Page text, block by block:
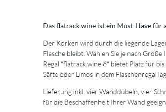
Das flatrack wine ist ein Must-Have für
Der Korken wird durch die liegende
Flasche bleibt. Wählen Sie je nach
Regal "flatrack wine 6" bietet Platz für
Säfte oder Limos in dem Flaschenregal
Lieferung inkl. vier Wanddübeln, vier
für die Beschaffenheit Ihrer Wand